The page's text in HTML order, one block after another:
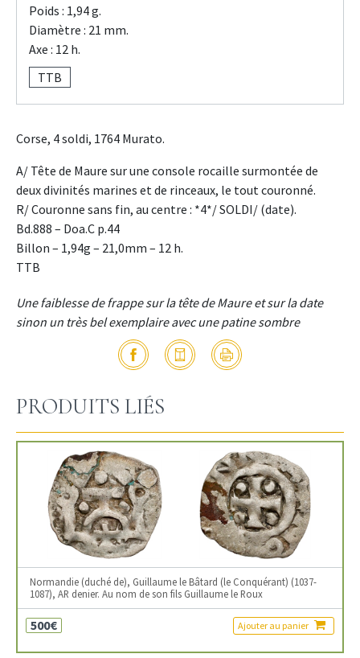
Poids : 1,94 g.
Diamètre : 21 mm.
Axe : 12 h.
TTB
Corse, 4 soldi, 1764 Murato.
A/ Tête de Maure sur une console rocaille surmontée de
deux divinités marines et de rinceaux, le tout couronné.
R/ Couronne sans fin, au centre : *4*/ SOLDI/ (date).
Bd.888 – Doa.C p.44
Billon – 1,94g – 21,0mm – 12 h.
TTB
Une faiblesse de frappe sur la tête de Maure et sur la date
sinon un très bel exemplaire avec une patine sombre
PRODUITS LIÉS
Normandie (duché de), Guillaume le Bâtard (le Conquérant) (1037-
1087), AR denier. Au nom de son fils Guillaume le Roux
500€ Ajouter au panier